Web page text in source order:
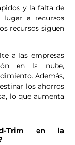
y la falta de
lugar a recursos
recursos siguen
a las empresas
en la nube,
Además,
los ahorros
lo que aumenta
Trim en la